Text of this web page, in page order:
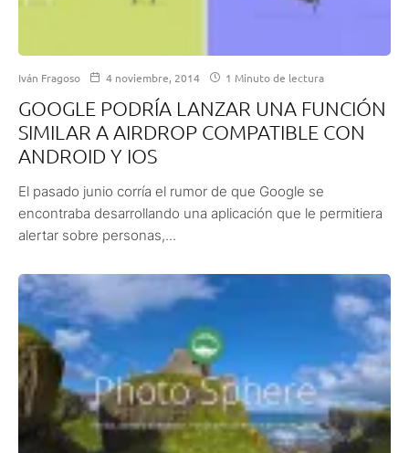
Iván Fragoso 4 noviembre, 2014 1 Minuto de lectura
GOOGLE PODRÍA LANZAR UNA FUNCIÓN
SIMILAR A AIRDROP COMPATIBLE CON
ANDROID Y IOS
El pasado junio corría el rumor de que Google se
encontraba desarrollando una aplicación que le permitiera
alertar sobre personas,...